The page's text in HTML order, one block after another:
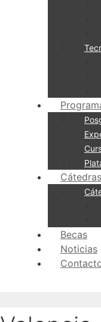
Cátedras
Becas
Noticias